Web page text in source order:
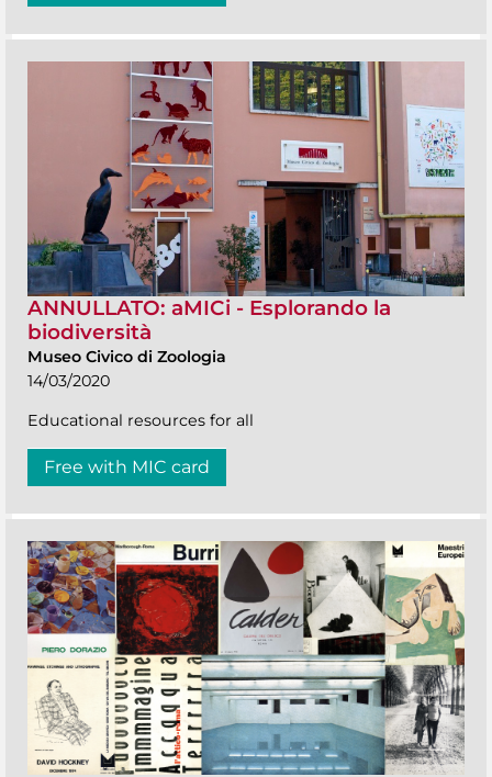
ANNULLATO: aMICi - Esplorando la
biodiversità
Museo Civico di Zoologia
14/03/2020
Educational resources for all
Free with MIC card